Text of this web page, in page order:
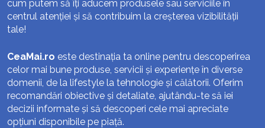
cum putem să îți aducem produsele sau serviciile în
centrul atenției și să contribuim la creșterea vizibilității
tale!
CeaMai.ro este destinația ta online pentru descoperirea
celor mai bune produse, servicii și experiențe în diverse
domenii, de la lifestyle la tehnologie și călătorii. Oferim
recomandări obiective și detaliate, ajutându-te să iei
decizii informate și să descoperi cele mai apreciate
opțiuni disponibile pe piață.